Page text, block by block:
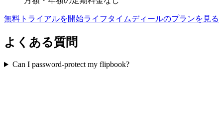
無料トライアルを開始ライフタイムディールのプランを見る
よくある質問
Can I password-protect my flipbook?